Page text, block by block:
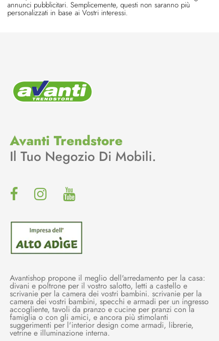
annunci pubblicitari. Semplicemente, questi non saranno più
personalizzati in base ai Vostri interessi.
Avanti Trendstore
Il Tuo Negozio Di Mobili.
Avantishop propone il meglio dell'arredamento per la casa:
divani e poltrone per il vostro salotto, letti a castello e
scrivanie per la camera dei vostri bambini. scrivanie per la
camera dei vostri bambini, specchi e armadi per un ingresso
accogliente, tavoli da pranzo e cucine per pranzi con la
famiglia o con gli amici, e ancora più stimolanti
suggerimenti per l'interior design come armadi, librerie,
vetrine e illuminazione interna.